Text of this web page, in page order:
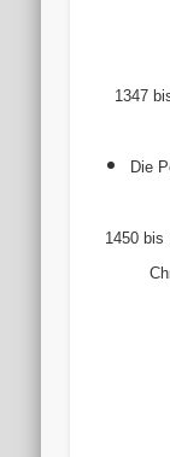
1347
Die
1450 bis